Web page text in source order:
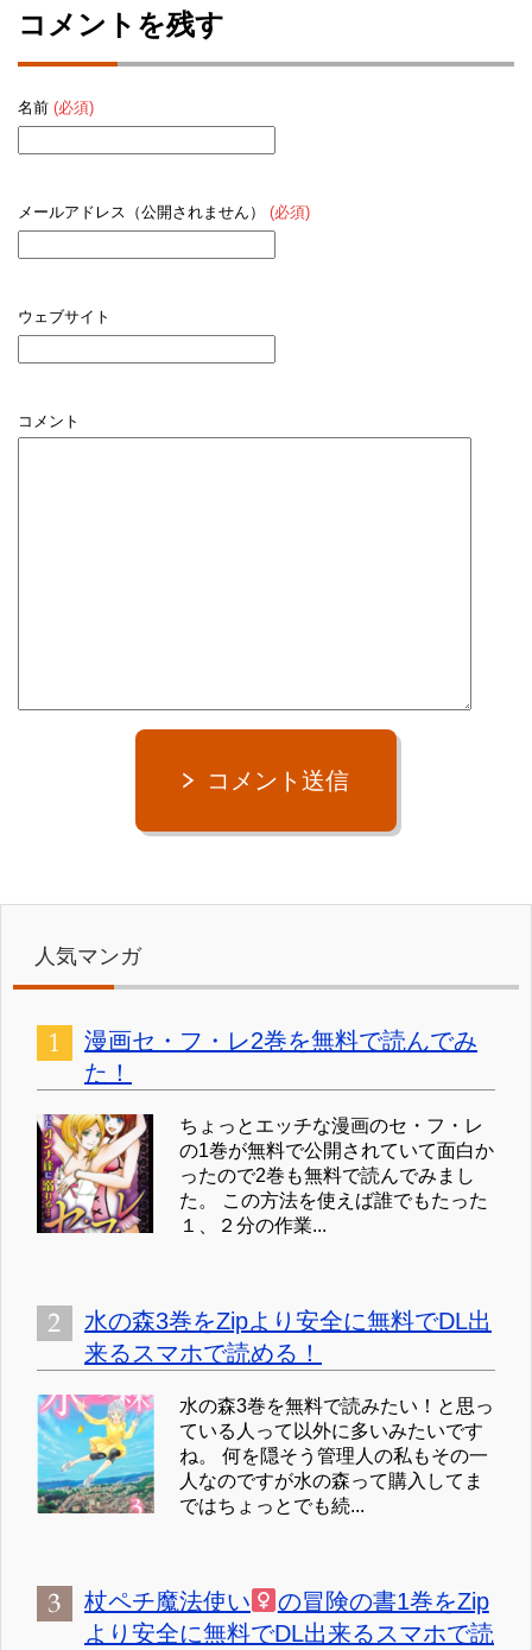
コメントを残す
名前 (必須)
メールアドレス（公開されません） (必須)
ウェブサイト
コメント
コメント送信
人気マンガ
漫画セ・フ・レ2巻を無料で読んでみ
た！
ちょっとエッチな漫画のセ・フ・レ
の1巻が無料で公開されていて面白か
ったので2巻も無料で読んでみまし
た。 この方法を使えば誰でもたった
１、２分の作業...
水の森3巻をZipより安全に無料でDL出
来るスマホで読める！
水の森3巻を無料で読みたい！と思っ
ている人って以外に多いみたいです
ね。 何を隠そう管理人の私もその一
人なのですが水の森って購入してま
ではちょっとでも続...
杖ペチ魔法使い
の冒険の書1巻をZip
より安全に無料でDL出来るスマホで読